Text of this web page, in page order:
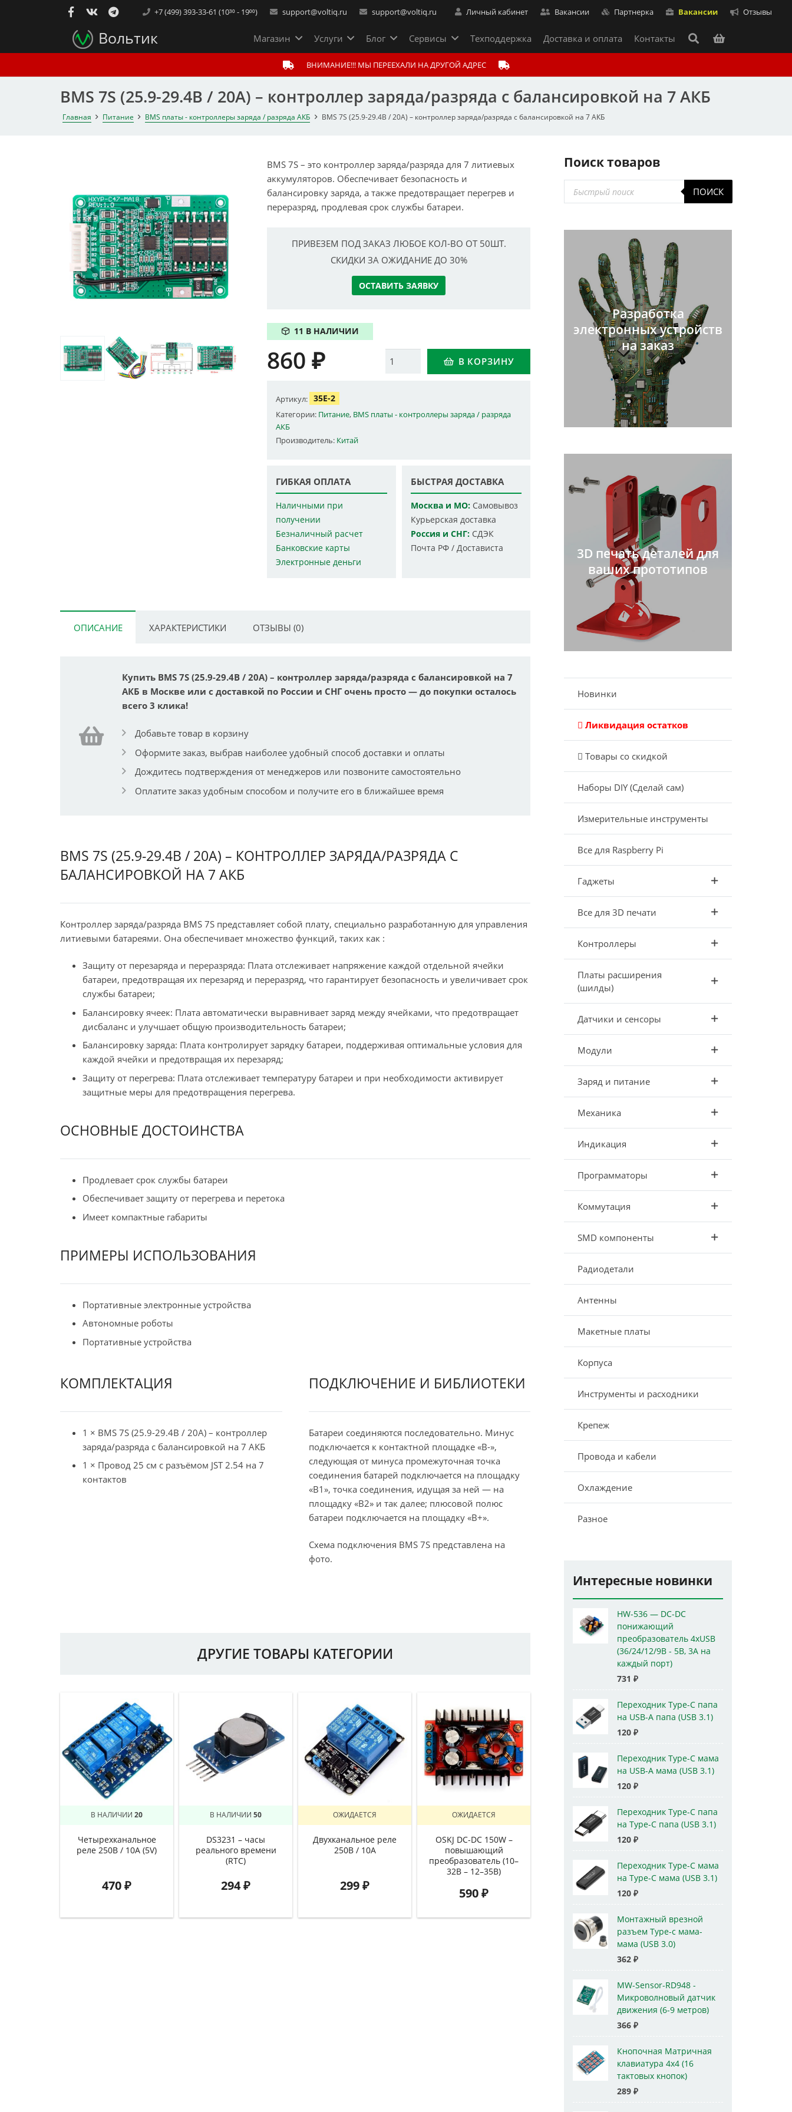
+7 (499) 393-33-61 (10³⁰ - 19⁰⁰) support@voltiq.ru support@voltiq.ru Личный кабинет Вакансии Партнерка Вакансии Отзывы
Вольтик Магазин Услуги Блог Сервисы Техподдержка Доставка и оплата Контакты
ВНИМАНИЕ!!! МЫ ПЕРЕЕХАЛИ НА ДРУГОЙ АДРЕС
BMS 7S (25.9-29.4В / 20A) – контроллер заряда/разряда с балансировкой на 7 АКБ
Главная Питание BMS платы - контроллеры заряда / разряда АКБ BMS 7S (25.9-29.4В / 20A) – контроллер заряда/разряда с балансировкой на 7 АКБ
BMS 7S – это контроллер заряда/разряда для 7 литиевых
аккумуляторов. Обеспечивает безопасность и
балансировку заряда, а также предотвращает перегрев и
переразряд, продлевая срок службы батареи.
ПРИВЕЗЕМ ПОД ЗАКАЗ ЛЮБОЕ КОЛ-ВО ОТ 50ШТ.
СКИДКИ ЗА ОЖИДАНИЕ ДО 30%
ОСТАВИТЬ ЗАЯВКУ
11 В НАЛИЧИИ
Количество В КОРЗИНУ
860₽
Артикул: 35E-2
Категории: Питание, BMS платы - контроллеры заряда / разряда
АКБ
Производитель: Китай
ГИБКАЯ ОПЛАТА
Наличными при
получении
Безналичный расчет
Банковские карты
Электронные деньги
БЫСТРАЯ ДОСТАВКА
Москва и МО:Самовывоз
Курьерская доставка
Россия и СНГ:СДЭК
Почта РФ / Достависта
ОПИСАНИЕ ХАРАКТЕРИСТИКИ ОТЗЫВЫ (0)
Купить BMS 7S (25.9-29.4В / 20A) – контроллер заряда/разряда с балансировкой на 7
АКБ в Москве или с доставкой по России и СНГ очень просто — до покупки осталось
всего 3 клика!
Добавьте товар в корзину
Оформите заказ, выбрав наиболее удобный способ доставки и оплаты
Дождитесь подтверждения от менеджеров или позвоните самостоятельно
Оплатите заказ удобным способом и получите его в ближайшее время
BMS 7S (25.9-29.4В / 20A) – КОНТРОЛЛЕР ЗАРЯДА/РАЗРЯДА С
БАЛАНСИРОВКОЙ НА 7 АКБ
Контроллер заряда/разряда BMS 7S представляет собой плату, специально разработанную для управления
литиевыми батареями. Она обеспечивает множество функций, таких как :
Защиту от перезаряда и переразряда: Плата отслеживает напряжение каждой отдельной ячейки
батареи, предотвращая их перезаряд и переразряд, что гарантирует безопасность и увеличивает срок
службы батареи;
Балансировку ячеек: Плата автоматически выравнивает заряд между ячейками, что предотвращает
дисбаланс и улучшает общую производительность батареи;
Балансировку заряда: Плата контролирует зарядку батареи, поддерживая оптимальные условия для
каждой ячейки и предотвращая их перезаряд;
Защиту от перегрева: Плата отслеживает температуру батареи и при необходимости активирует
защитные меры для предотвращения перегрева.
ОСНОВНЫЕ ДОСТОИНСТВА
Продлевает срок службы батареи
Обеспечивает защиту от перегрева и перетока
Имеет компактные габариты
ПРИМЕРЫ ИСПОЛЬЗОВАНИЯ
Портативные электронные устройства
Автономные роботы
Портативные устройства
КОМПЛЕКТАЦИЯ
1 × BMS 7S (25.9-29.4В / 20A) – контроллер
заряда/разряда с балансировкой на 7 АКБ
1 × Провод 25 см с разъёмом JST 2.54 на 7
контактов
ПОДКЛЮЧЕНИЕ И БИБЛИОТЕКИ
Батареи соединяются последовательно. Минус
подключается к контактной площадке «B-»,
следующая от минуса промежуточная точка
соединения батарей подключается на площадку
«B1», точка соединения, идущая за ней — на
площадку «B2» и так далее; плюсовой полюс
батареи подключается на площадку «B+».
Схема подключения BMS 7S представлена на
фото.
ДРУГИЕ ТОВАРЫ КАТЕГОРИИ
В НАЛИЧИИ 20
Четырехканальное
реле 250В / 10А (5V)
470₽
В НАЛИЧИИ 50
DS3231 – часы
реального времени
(RTC)
294₽
ОЖИДАЕТСЯ
Двухканальное реле
250В / 10А
299₽
ОЖИДАЕТСЯ
OSKJ DC-DC 150W –
повышающий
преобразователь (10–
32В – 12–35В)
590₽
Поиск товаров
Поиск
товаров
ПОИСК
Разработка
электронных устройств
на заказ
3D печать деталей для
ваших прототипов
Новинки
Ликвидация остатков
Товары со скидкой
Наборы DIY (Сделай сам)
Измерительные инструменты
Все для Raspberry Pi
Гаджеты
Все для 3D печати
Контроллеры
Платы расширения
(шилды)
Датчики и сенсоры
Модули
Заряд и питание
Механика
Индикация
Программаторы
Коммутация
SMD компоненты
Радиодетали
Антенны
Макетные платы
Корпуса
Инструменты и расходники
Крепеж
Провода и кабели
Охлаждение
Разное
Интересные новинки
HW-536 — DC-DC
понижающий
преобразователь 4xUSB
(36/24/12/9В - 5В, 3А на
каждый порт)
731 ₽
Переходник Type-C папа
на USB-A папа (USB 3.1)
120 ₽
Переходник Type-C мама
на USB-A мама (USB 3.1)
120 ₽
Переходник Type-C папа
на Type-C папа (USB 3.1)
120 ₽
Переходник Type-C мама
на Type-C мама (USB 3.1)
120 ₽
Монтажный врезной
разъем Type-c мама-
мама (USB 3.0)
362 ₽
MW-Sensor-RD948 -
Микроволновый датчик
движения (6-9 метров)
366 ₽
Кнопочная Матричная
клавиатура 4x4 (16
тактовых кнопок)
289 ₽